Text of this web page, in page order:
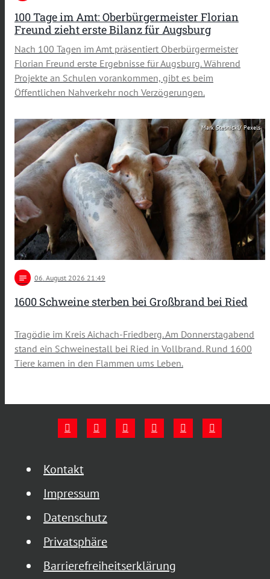
100 Tage im Amt: Oberbürgermeister Florian
Freund zieht erste Bilanz für Augsburg
Nach 100 Tagen im Amt präsentiert Oberbürgermeister
Florian Freund erste Ergebnisse für Augsburg. Während
Projekte an Schulen vorankommen, gibt es beim
Öffentlichen Nahverkehr noch Verzögerungen.
Mark Stebnickl/ Pexels
notes 06 . August 2026 21:49
1600 Schweine sterben bei Großbrand bei Ried
Tragödie im Kreis Aichach-Friedberg. Am Donnerstagabend
stand ein Schweinestall bei Ried in Vollbrand. Rund 1600
Tiere kamen in den Flammen ums Leben.
Kontakt
Impressum
Datenschutz
Privatsphäre
Barrierefreiheitserklärung